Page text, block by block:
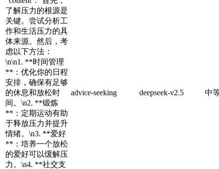
了解压力的根源是
关键。尝试分析工
作和生活压力的具
体来源。然后，考
虑以下方法：
\n\n1. **时间管理
**：优化你的日程
安排，确保有足够
的休息和放松时
间。\n2. **锻炼
**：定期运动有助
于释放压力并提升
情绪。\n3. **爱好
**：培养一个放松
的爱好可以缓解压
力。\n4. **社交支
advice-seeking deepseek-v2.5 中